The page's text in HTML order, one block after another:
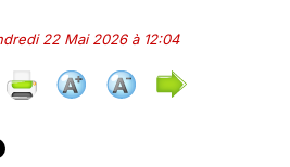
22 Mai 2026 à 12:04